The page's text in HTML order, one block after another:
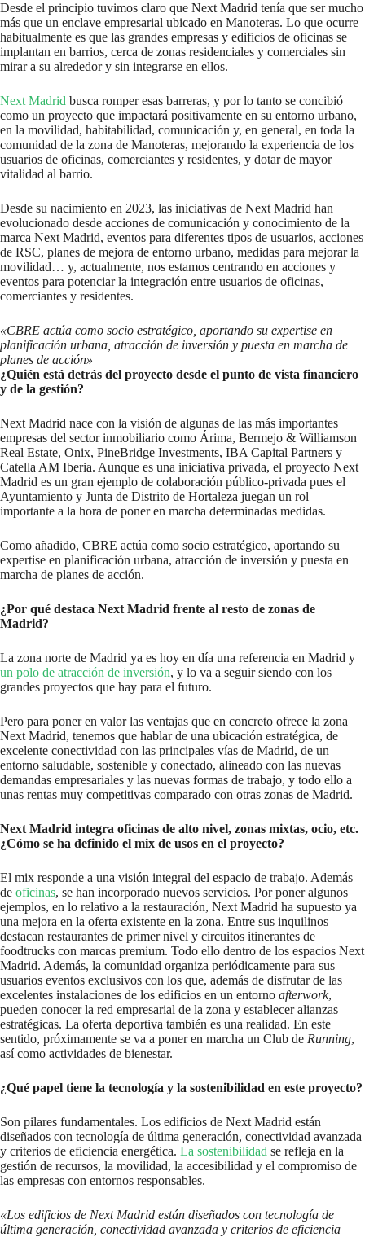
Desde el principio tuvimos claro que Next Madrid tenía que ser mucho
más que un enclave empresarial ubicado en Manoteras. Lo que ocurre
habitualmente es que las grandes empresas y edificios de oficinas se
implantan en barrios, cerca de zonas residenciales y comerciales sin
mirar a su alrededor y sin integrarse en ellos.
Next Madrid busca romper esas barreras, y por lo tanto se concibió
como un proyecto que impactará positivamente en su entorno urbano,
en la movilidad, habitabilidad, comunicación y, en general, en toda la
comunidad de la zona de Manoteras, mejorando la experiencia de los
usuarios de oficinas, comerciantes y residentes, y dotar de mayor
vitalidad al barrio.
Desde su nacimiento en 2023, las iniciativas de Next Madrid han
evolucionado desde acciones de comunicación y conocimiento de la
marca Next Madrid, eventos para diferentes tipos de usuarios, acciones
de RSC, planes de mejora de entorno urbano, medidas para mejorar la
movilidad… y, actualmente, nos estamos centrando en acciones y
eventos para potenciar la integración entre usuarios de oficinas,
comerciantes y residentes.
«CBRE actúa como socio estratégico, aportando su expertise en
planificación urbana, atracción de inversión y puesta en marcha de
planes de acción»
¿Quién está detrás del proyecto desde el punto de vista financiero
y de la gestión?
Next Madrid nace con la visión de algunas de las más importantes
empresas del sector inmobiliario como Árima, Bermejo & Williamson
Real Estate, Onix, PineBridge Investments, IBA Capital Partners y
Catella AM Iberia. Aunque es una iniciativa privada, el proyecto Next
Madrid es un gran ejemplo de colaboración público-privada pues el
Ayuntamiento y Junta de Distrito de Hortaleza juegan un rol
importante a la hora de poner en marcha determinadas medidas.
Como añadido, CBRE actúa como socio estratégico, aportando su
expertise en planificación urbana, atracción de inversión y puesta en
marcha de planes de acción.
¿Por qué destaca Next Madrid frente al resto de zonas de
Madrid?
La zona norte de Madrid ya es hoy en día una referencia en Madrid y
un polo de atracción de inversión, y lo va a seguir siendo con los
grandes proyectos que hay para el futuro.
Pero para poner en valor las ventajas que en concreto ofrece la zona
Next Madrid, tenemos que hablar de una ubicación estratégica, de
excelente conectividad con las principales vías de Madrid, de un
entorno saludable, sostenible y conectado, alineado con las nuevas
demandas empresariales y las nuevas formas de trabajo, y todo ello a
unas rentas muy competitivas comparado con otras zonas de Madrid.
Next Madrid integra oficinas de alto nivel, zonas mixtas, ocio, etc.
¿Cómo se ha definido el mix de usos en el proyecto?
El mix responde a una visión integral del espacio de trabajo. Además
de oficinas, se han incorporado nuevos servicios. Por poner algunos
ejemplos, en lo relativo a la restauración, Next Madrid ha supuesto ya
una mejora en la oferta existente en la zona. Entre sus inquilinos
destacan restaurantes de primer nivel y circuitos itinerantes de
foodtrucks con marcas premium. Todo ello dentro de los espacios Next
Madrid. Además, la comunidad organiza periódicamente para sus
usuarios eventos exclusivos con los que, además de disfrutar de las
excelentes instalaciones de los edificios en un entorno afterwork,
pueden conocer la red empresarial de la zona y establecer alianzas
estratégicas. La oferta deportiva también es una realidad. En este
sentido, próximamente se va a poner en marcha un Club de Running,
así como actividades de bienestar.
¿Qué papel tiene la tecnología y la sostenibilidad en este proyecto?
Son pilares fundamentales. Los edificios de Next Madrid están
diseñados con tecnología de última generación, conectividad avanzada
y criterios de eficiencia energética. La sostenibilidad se refleja en la
gestión de recursos, la movilidad, la accesibilidad y el compromiso de
las empresas con entornos responsables.
«Los edificios de Next Madrid están diseñados con tecnología de
última generación, conectividad avanzada y criterios de eficiencia